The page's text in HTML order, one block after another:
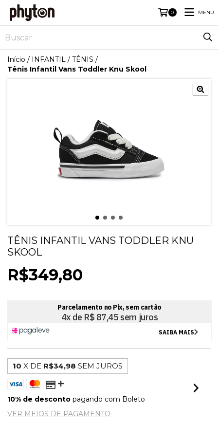
0 MENU
Início / INFANTIL / TÊNIS /
Tênis Infantil Vans Toddler Knu Skool
TÊNIS INFANTIL VANS TODDLER KNU
SKOOL
R$349,80
10 X DE R$34,98 SEM JUROS
10% de desconto pagando com Boleto
VER MEIOS DE PAGAMENTO